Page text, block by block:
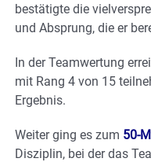
bestätigte die
und Absprung, die er
In der Teamwertung
mit Rang 4 von 15
Ergebnis.
Weiter ging es zum 50-
Disziplin, bei der das